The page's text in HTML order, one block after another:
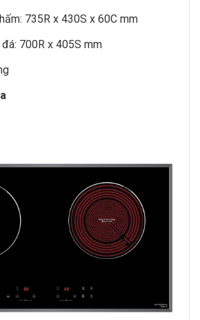
735R x 430S x 60C mm
700R x 405S mm